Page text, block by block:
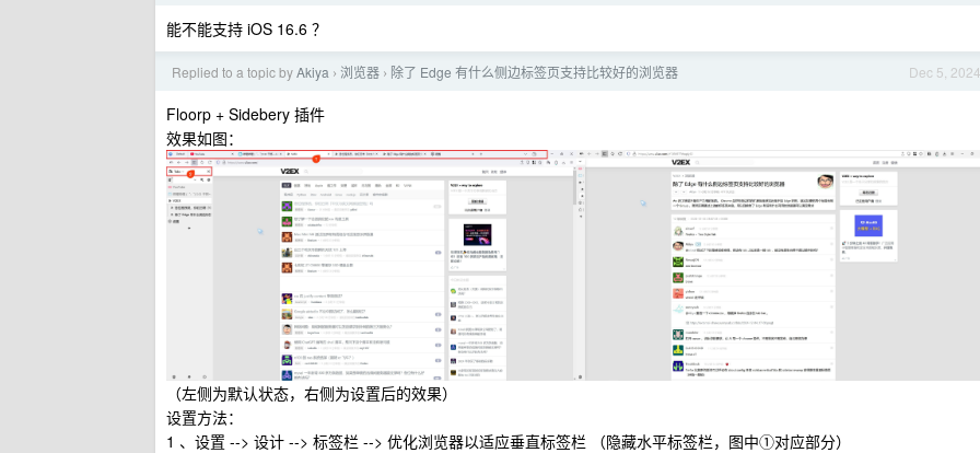
能不能支持 iOS 16.6 ？
Dec 5, 2024
Replied to a topic byAkiya › 浏览器 › 除了 Edge 有什么侧边标签页支持比较好的浏览器
Floorp + Sidebery 插件
效果如图：
（左侧为默认状态，右侧为设置后的效果）
设置方法：
1 、设置 --> 设计 --> 标签栏 --> 优化浏览器以适应垂直标签栏 （隐藏水平标签栏，图中①对应部分）